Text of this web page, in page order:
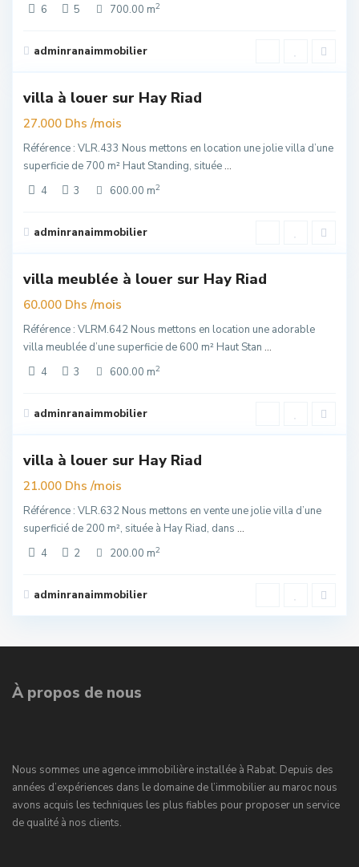
6
5 700.00 m2
adminranaimmobilier
Rabat
villa à louer sur Hay Riad
27.000 Dhs/mois
Référence : VLR.433 Nous mettons en location une jolie villa d’une
superficie de 700 m² Haut Standing, située...
4
3 600.00 m2
adminranaimmobilier
Rabat
villa meublée à louer sur Hay Riad
60.000 Dhs/mois
Référence : VLRM.642 Nous mettons en location une adorable
villa meublée d’une superficie de 600 m² Haut Stan ...
4
3 600.00 m2
adminranaimmobilier
Rabat
villa à louer sur Hay Riad
21.000 Dhs/mois
Référence : VLR.632 Nous mettons en vente une jolie villa d’une
superficié de 200 m², située à Hay Riad, dans ...
4
2 200.00 m2
adminranaimmobilier
À propos de nous
Nous sommes une agence immobilière installée à Rabat. Depuis des
années d’expériences dans le domaine de l’immobilier au maroc nous
avons acquis les techniques les plus fiables pour proposer un service
de qualité à nos clients.